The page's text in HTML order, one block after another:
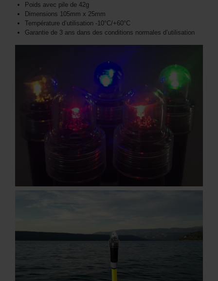
Poids avec pile de 42g
Dimensions 105mm x 25mm
Température d’utilisation -10°C/+60°C
Garantie de 3 ans dans des conditions normales d’utilisation